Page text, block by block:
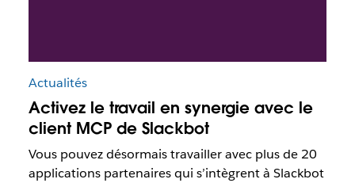
Actualités
Activez le travail en synergie avec le
client MCP de Slackbot
Vous pouvez désormais travailler avec plus de 20
applications partenaires qui s’intègrent à Slackbot